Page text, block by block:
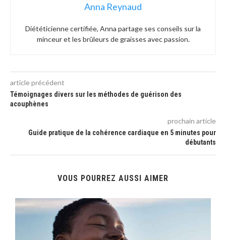
Anna Reynaud
Diététicienne certifiée, Anna partage ses conseils sur la
minceur et les brûleurs de graisses avec passion.
article précédent
Témoignages divers sur les méthodes de guérison des
acouphènes
prochain article
Guide pratique de la cohérence cardiaque en 5 minutes pour
débutants
VOUS POURREZ AUSSI AIMER